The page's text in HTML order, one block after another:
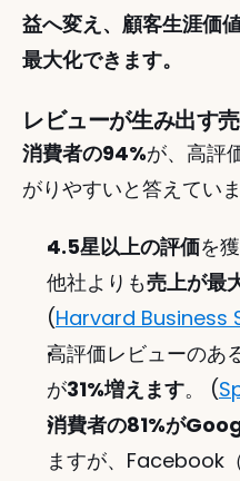
益へ変え、顧客生涯価値
最大化できます。
レビューが生み出す
消費者の94%が、高評
がりやすいと答えてい
4.5星以上の評価を
他社よりも売上が最
(Harvard Business
高評価レビューのあ
が31%増えます。 (
消費者の81%が
ますが、Facebook